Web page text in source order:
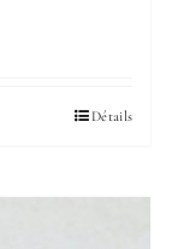
Détails